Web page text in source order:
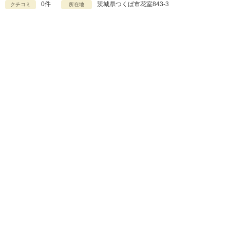
クチコミ 0件 所在地 茨城県つくば市花室843-3